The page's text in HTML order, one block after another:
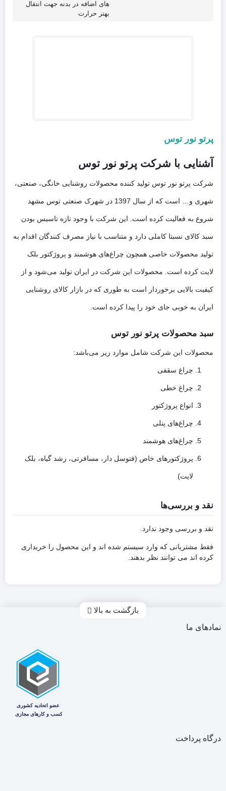
های اضافه در بدنه جهت انتقال
بهتر حرارت
پرتو نور توس
آشنایی با شرکت پرتو نور توس
شرکت پرتو نور توس تولید کننده محصولات روشنایی خانگی، صنعتی،
شهری و… است که از سال 1397 در شهرک صنعتی توس مشهد
شروع به فعالیت کرده است. این شرکت با وجود تازه تاسیس بودن
سبد کالای نسبتا کاملی دارد و متناسب با نیاز مصرف کنندگان اقدام به
تولید محصولات خاصی همچون چراغ‌های هوشمند و پروژکتور بلک
لایت کرده است. محصولات این شرکت در ایران تولید می‌شود و از
کیفیت بالایی برخوردار است به طوری که در بازار کالای روشنایی
ایران به خوبی جای خود را پیدا کرده است.
سبد محصولات پرتو نور توس
محصولات این شرکت شامل موارد زیر می‌باشد:
چراغ سقفی
چراغ خطی
انواع پروژکتور
چراغ‌های پنلی
چراغ‌های هوشمند
پروژکتورهای خاص (فتوسل دار، مسافرتی، رشد گیاه، بلک
لایت)
نقد و بررسی‌ها
نقد و بررسی وجود ندارد.
فقط مشتریانی که وارد سیستم شده اند و این محصول را خریداری
کرده اند می توانند نظر بدهند.
بازگشت به بالا
نمادهای ما
درگاه پرداخت